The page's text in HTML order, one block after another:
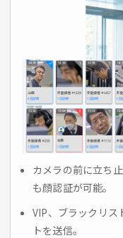
カメラの前に立ち
も顔認証が可能。
VIP、ブラックリス
トを送信。